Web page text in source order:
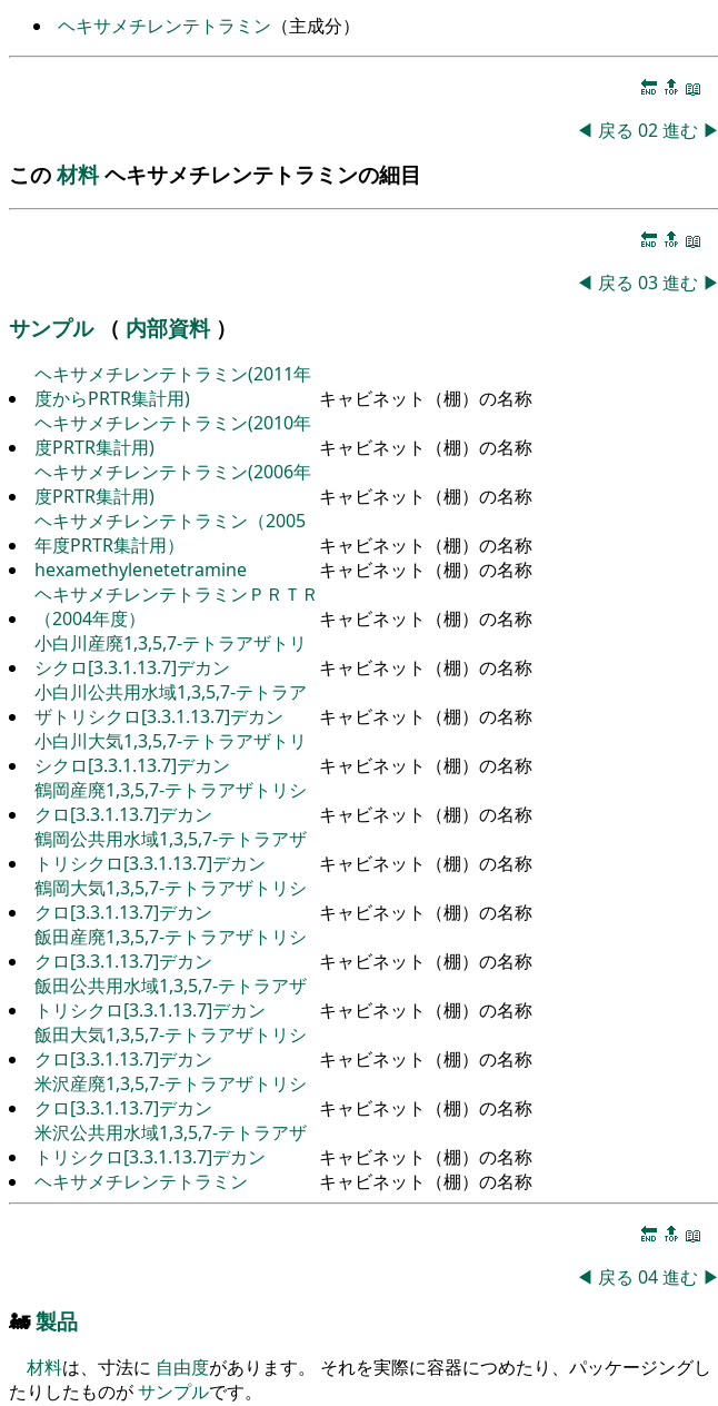
ヘキサメチレンテトラミン （主成分）
🔚 🔝 📖
◀ 戻る 02進む ▶
この材料ヘキサメチレンテトラミンの細目
🔚 🔝 📖
◀ 戻る 03進む ▶
サンプル （ 内部資料 ）
ヘキサメチレンテトラミン(2011年
度からPRTR集計用)
キャビネット（棚）の名称
ヘキサメチレンテトラミン(2010年
度PRTR集計用)
キャビネット（棚）の名称
ヘキサメチレンテトラミン(2006年
度PRTR集計用)
キャビネット（棚）の名称
ヘキサメチレンテトラミン（2005
年度PRTR集計用）
キャビネット（棚）の名称
hexamethylenetetramine
キャビネット（棚）の名称
ヘキサメチレンテトラミンＰＲＴＲ
（2004年度）
キャビネット（棚）の名称
小白川産廃1,3,5,7-テトラアザトリ
シクロ[3.3.1.13.7]デカン
キャビネット（棚）の名称
小白川公共用水域1,3,5,7-テトラア
ザトリシクロ[3.3.1.13.7]デカン
キャビネット（棚）の名称
小白川大気1,3,5,7-テトラアザトリ
シクロ[3.3.1.13.7]デカン
キャビネット（棚）の名称
鶴岡産廃1,3,5,7-テトラアザトリシ
クロ[3.3.1.13.7]デカン
キャビネット（棚）の名称
鶴岡公共用水域1,3,5,7-テトラアザ
トリシクロ[3.3.1.13.7]デカン
キャビネット（棚）の名称
鶴岡大気1,3,5,7-テトラアザトリシ
クロ[3.3.1.13.7]デカン
キャビネット（棚）の名称
飯田産廃1,3,5,7-テトラアザトリシ
クロ[3.3.1.13.7]デカン
キャビネット（棚）の名称
飯田公共用水域1,3,5,7-テトラアザ
トリシクロ[3.3.1.13.7]デカン
キャビネット（棚）の名称
飯田大気1,3,5,7-テトラアザトリシ
クロ[3.3.1.13.7]デカン
キャビネット（棚）の名称
米沢産廃1,3,5,7-テトラアザトリシ
クロ[3.3.1.13.7]デカン
キャビネット（棚）の名称
米沢公共用水域1,3,5,7-テトラアザ
トリシクロ[3.3.1.13.7]デカン
キャビネット（棚）の名称
ヘキサメチレンテトラミン
キャビネット（棚）の名称
🔚 🔝 📖
◀ 戻る 04進む ▶
🚂製品
材料は、寸法に 自由度があります。 それを実際に容器につめたり、パッケージングし
たりしたものがサンプルです。